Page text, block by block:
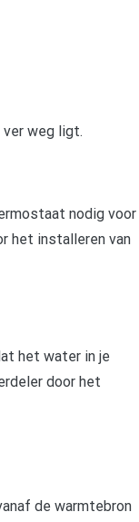
weg ligt.
nodig voor
het installeren van
het water in je
door het
de warmtebron